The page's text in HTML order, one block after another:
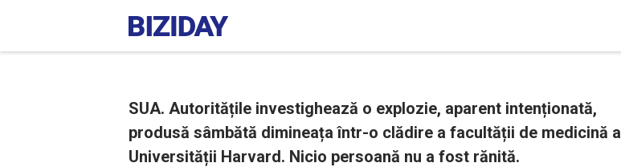
SUA. Autoritățile investighează o explozie, aparent intenționată,
produsă sâmbătă dimineața într-o clădire a facultății de medicină a
Universității Harvard. Nicio persoană nu a fost rănită.